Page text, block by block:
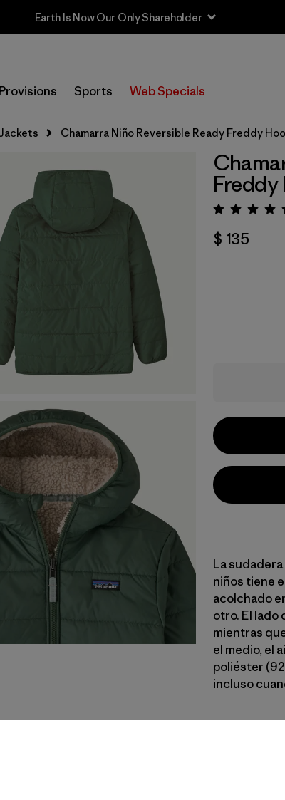
Earth Is Now Our Only Shareholder
Provisions Sports Web Specials
Chamarra Niño Reversible Ready Freddy
Freddy
$ 135
La
niños tiene
acolchado
otro. El lado
mientras
el medio, el
poliéster
incluso